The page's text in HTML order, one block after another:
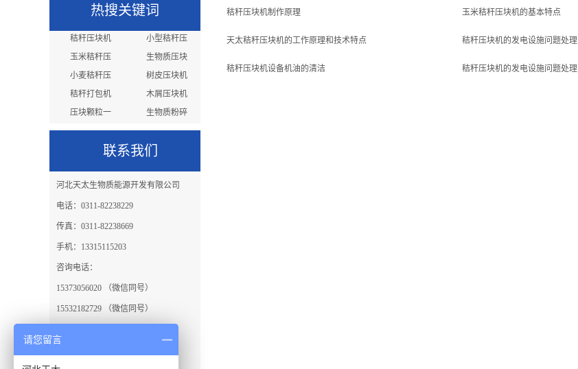
热搜关键词
秸秆压块机
小型秸秆压
玉米秸秆压
生物质压块
小麦秸秆压
树皮压块机
秸秆打包机
木屑压块机
压块颗粒一
生物质粉碎
秸秆成型机
秸秆饲料成
联系我们
河北天太生物质能源开发有限公司
电话：0311-82238229
传真：0311-82238669
手机：13315115203
咨询电话：
15373056020 （微信同号）
15532182729 （微信同号）
秸秆压块机制作原理 玉米秸秆压块机的基本特点
天太秸秆压块机的工作原理和技术特点 秸秆压块机的发电设施问题处理
秸秆压块机设备机油的清洁 秸秆压块机的发电设施问题处理
请您留言